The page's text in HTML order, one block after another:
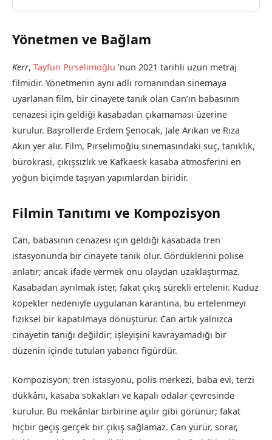
Yönetmen ve Bağlam
Kerr, Tayfun Pirselimoğlu ’nun 2021 tarihli uzun metraj
filmidir. Yönetmenin aynı adlı romanından sinemaya
uyarlanan film, bir cinayete tanık olan Can’ın babasının
cenazesi için geldiği kasabadan çıkamaması üzerine
kurulur. Başrollerde Erdem Şenocak, Jale Arıkan ve Rıza
Akın yer alır. Film, Pirselimoğlu sinemasındaki suç, tanıklık,
bürokrasi, çıkışsızlık ve Kafkaesk kasaba atmosferini en
yoğun biçimde taşıyan yapımlardan biridir.
Filmin Tanıtımı ve Kompozisyon
Can, babasının cenazesi için geldiği kasabada tren
istasyonunda bir cinayete tanık olur. Gördüklerini polise
anlatır; ancak ifade vermek onu olaydan uzaklaştırmaz.
Kasabadan ayrılmak ister, fakat çıkış sürekli ertelenir. Kuduz
köpekler nedeniyle uygulanan karantina, bu ertelenmeyi
fiziksel bir kapatılmaya dönüştürür. Can artık yalnızca
cinayetin tanığı değildir; işleyişini kavrayamadığı bir
düzenin içinde tutulan yabancı figürdür.
Kompozisyon; tren istasyonu, polis merkezi, baba evi, terzi
dükkânı, kasaba sokakları ve kapalı odalar çevresinde
kurulur. Bu mekânlar birbirine açılır gibi görünür; fakat
hiçbir geçiş gerçek bir çıkış sağlamaz. Can yürür, sorar,